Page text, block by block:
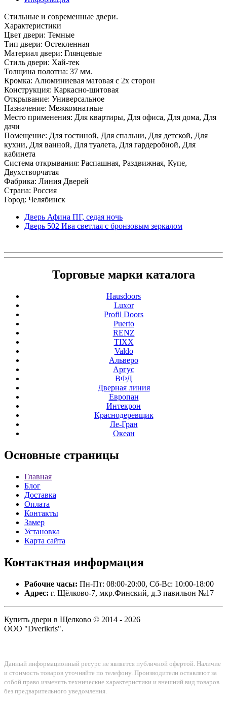
Стильные и современные двери.
Характеристики
Цвет двери: Темные
Тип двери: Остекленная
Материал двери: Глянцевые
Стиль двери: Хай-тек
Толщина полотна: 37 мм.
Кромка: Алюминиевая матовая с 2х сторон
Конструкция: Каркасно-щитовая
Открывание: Универсальное
Назначение: Межкомнатные
Место применения: Для квартиры, Для офиса, Для дома, Для
дачи
Помещение: Для гостиной, Для спальни, Для детской, Для
кухни, Для ванной, Для туалета, Для гардеробной, Для
кабинета
Система открывания: Распашная, Раздвижная, Купе,
Двухстворчатая
Фабрика: Линия Дверей
Страна: Россия
Город: Челябинск
Дверь Афина ПГ, седая ночь
Дверь 502 Ива светлая с бронзовым зеркалом
Торговые марки каталога
Hausdoors
Luxor
Profil Doors
Puerto
RENZ
TIXX
Valdo
Альверо
Аргус
ВФД
Дверная линия
Европан
Интекрон
Краснодеревщик
Ле-Гран
Океан
Основные страницы
Главная
Блог
Доставка
Оплата
Контакты
Замер
Установка
Карта сайта
Контактная информация
Рабочие часы: Пн-Пт: 08:00-20:00, Сб-Вс: 10:00-18:00
Адрес: г. Щёлково-7, мкр.Финский, д.3 павильон №17
Купить двери в Щелково © 2014 - 2026
ООО "Dverikris".
Данный информационный ресурс не является публичной офертой. Наличие
и стоимость товаров уточняйте по телефону. Производители оставляют за
собой право изменять технические характеристики и внешний вид товаров
без предварительного уведомления.